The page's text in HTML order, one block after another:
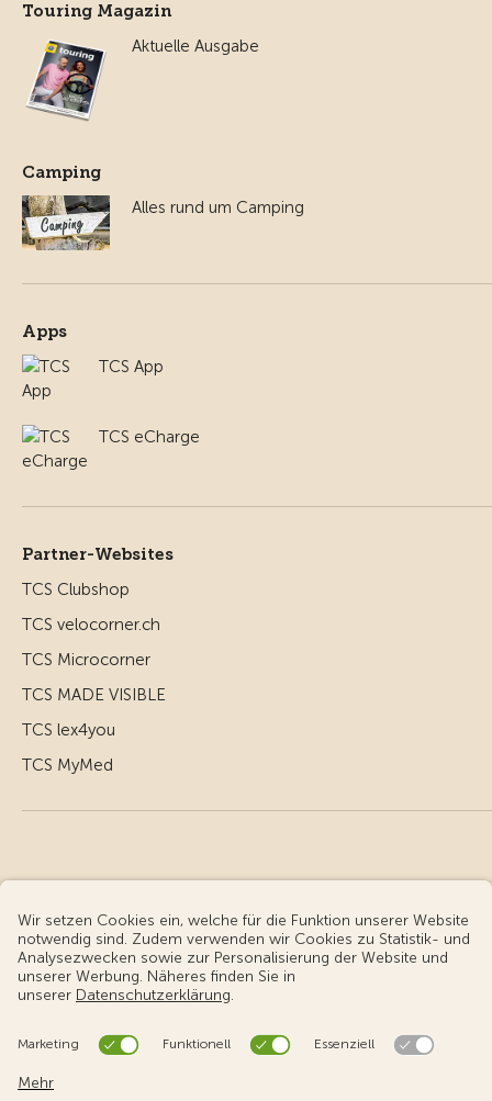
Touring Magazin
Aktuelle Ausgabe
Camping
Alles rund um Camping
Apps
TCS App
TCS eCharge
Partner-Websites
TCS Clubshop
TCS velocorner.ch
TCS Microcorner
TCS MADE VISIBLE
TCS lex4you
TCS MyMed
© Touring Club Schweiz
Benutzungsbedingungen - rechtliche Informationen